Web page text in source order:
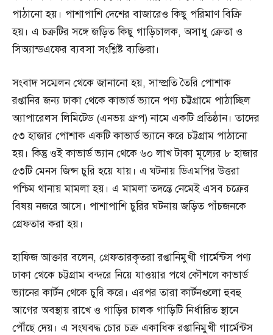
পাঠানো হয়। পাশাপাশি দেশের বাজারেও কিছু পরিমাণ বিক্রি
হয়। এ চক্রটির সঙ্গে জড়িত কিছু গাড়িচালক, অসাধু ক্রেতা ও
সিঅ্যান্ডএফের ব্যবসা সংশ্লিষ্ট ব্যক্তিরা।
সংবাদ সম্মেলন থেকে জানানো হয়, সাম্প্রতি তৈরি পোশাক
রপ্তানির জন্য ঢাকা থেকে কাভার্ড ভ্যানে পণ্য চট্টগ্রামে পাঠাচ্ছিল
অ্যাপারেলস লিমিটেড (এনভয় গ্রুপ) নামে একটি প্রতিষ্ঠান। তাদের
৫৩ হাজার পোশাক একটি কাভার্ড ভ্যানে করে চট্টগ্রাম পাঠানো
হয়। কিন্তু ওই কাভার্ড ভ্যান থেকে ৬০ লাখ টাকা মূল্যের ৮ হাজার
৫৩টি মেনস জিন্স চুরি হয়ে যায়। এ ঘটনায় ডিএমপির উত্তরা
পশ্চিম থানায় মামলা হয়। এ মামলা তদন্তে নেমেই এসব চক্রের
বিষয় নজরে আসে। পাশাপাশি চুরির ঘটনায় জড়িত পাঁচজনকে
গ্রেফতার করা হয়।
হাফিজ আক্তার বলেন, গ্রেফতারকৃতরা রপ্তানিমুখী গার্মেন্টস পণ্য
ঢাকা থেকে চট্টগ্রাম বন্দরে নিয়ে যাওয়ার পথে কৌশলে কাভার্ড
ভ্যানের কার্টন থেকে চুরি করে। এরপর তারা কার্টনগুলো হুবহু
আগের অবস্থায় রাখে ও গাড়ির চালক গাড়িটি নির্ধারিত স্থানে
পৌঁছে দেয়। এ সংঘবদ্ধ চোর চক্র একাধিক রপ্তানিমুখী গার্মেন্টস